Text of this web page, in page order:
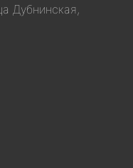
Дубнинская,